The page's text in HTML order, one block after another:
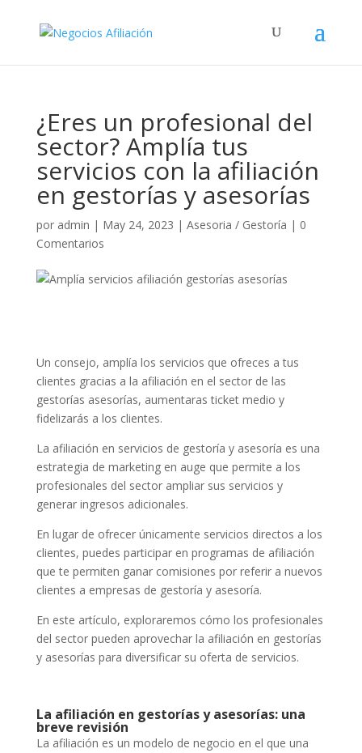
¿Eres un profesional del
sector? Amplía tus
servicios con la afiliación
en gestorías y asesorías
por admin | May 24, 2023 | Asesoria / Gestoría | 0
Comentarios
Un consejo, amplía los servicios que ofreces a tus
clientes gracias a la afiliación en el sector de las
gestorías asesorías, aumentaras ticket medio y
fidelizarás a los clientes.
La afiliación en servicios de gestoría y asesoría es una
estrategia de marketing en auge que permite a los
profesionales del sector ampliar sus servicios y
generar ingresos adicionales.
En lugar de ofrecer únicamente servicios directos a los
clientes, puedes participar en programas de afiliación
que te permiten ganar comisiones por referir a nuevos
clientes a empresas de gestoría y asesoría.
En este artículo, exploraremos cómo los profesionales
del sector pueden aprovechar la afiliación en gestorías
y asesorías para diversificar su oferta de servicios.
La afiliación en gestorías y asesorías: una
breve revisión
La afiliación es un modelo de negocio en el que una